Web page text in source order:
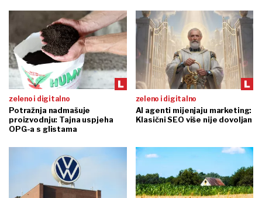
zeleno i digitalno
Potražnja nadmašuje
proizvodnju: Tajna uspjeha
OPG-a s glistama
zeleno i digitalno
AI agenti mijenjaju marketing:
Klasični SEO više nije dovoljan